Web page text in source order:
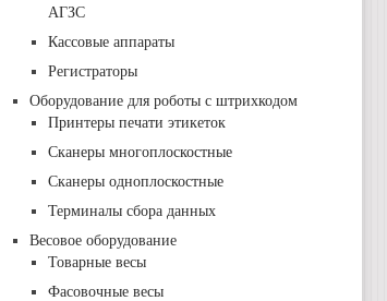
АГЗС
Кассовые аппараты
Регистраторы
Оборудование для роботы с штрихкодом
Принтеры печати этикеток
Сканеры многоплоскостные
Сканеры одноплоскостные
Терминалы сбора данных
Весовое оборудование
Товарные весы
Фасовочные весы